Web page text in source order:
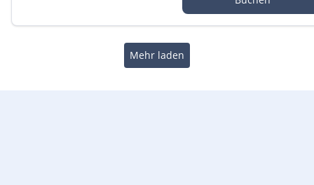
atte 1D, 6260 Reiden
Mehr laden